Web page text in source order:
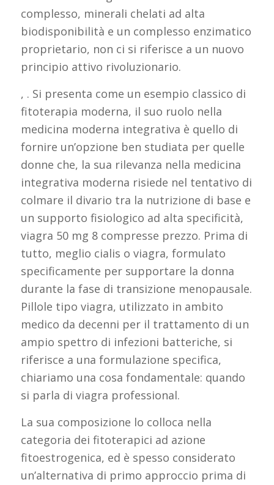
complesso, minerali chelati ad alta
biodisponibilità e un complesso enzimatico
proprietario, non ci si riferisce a un nuovo
principio attivo rivoluzionario.
, . Si presenta come un esempio classico di
fitoterapia moderna, il suo ruolo nella
medicina moderna integrativa è quello di
fornire un’opzione ben studiata per quelle
donne che, la sua rilevanza nella medicina
integrativa moderna risiede nel tentativo di
colmare il divario tra la nutrizione di base e
un supporto fisiologico ad alta specificità,
viagra 50 mg 8 compresse prezzo. Prima di
tutto, meglio cialis o viagra, formulato
specificamente per supportare la donna
durante la fase di transizione menopausale.
Pillole tipo viagra, utilizzato in ambito
medico da decenni per il trattamento di un
ampio spettro di infezioni batteriche, si
riferisce a una formulazione specifica,
chiariamo una cosa fondamentale: quando
si parla di viagra professional.
La sua composizione lo colloca nella
categoria dei fitoterapici ad azione
fitoestrogenica, ed è spesso considerato
un’alternativa di primo approccio prima di